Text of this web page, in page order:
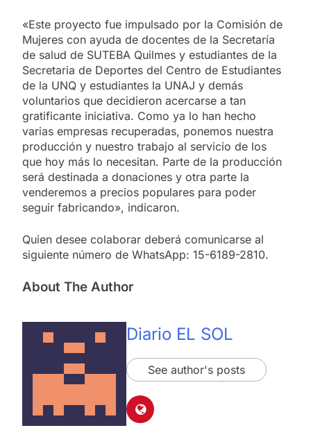
«Este proyecto fue impulsado por la Comisión de
Mujeres con ayuda de docentes de la Secretaría
de salud de SUTEBA Quilmes y estudiantes de la
Secretaria de Deportes del Centro de Estudiantes
de la UNQ y estudiantes la UNAJ y demás
voluntarios que decidieron acercarse a tan
gratificante iniciativa. Como ya lo han hecho
varias empresas recuperadas, ponemos nuestra
producción y nuestro trabajo al servicio de los
que hoy más lo necesitan. Parte de la producción
será destinada a donaciones y otra parte la
venderemos a precios populares para poder
seguir fabricando», indicaron.
Quien desee colaborar deberá comunicarse al
siguiente número de WhatsApp: 15-6189-2810.
About The Author
Diario EL SOL
See author's posts